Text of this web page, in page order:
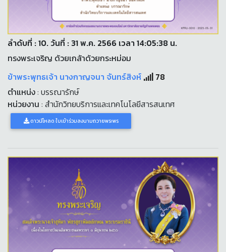
ลำดับที่ : 10. วันที่ : 31 พ.ค. 2566 เวลา 14:05:38 น.
ทรงพระเจริญ ด้วยเกล้าด้วยกระหม่อม
ข้าพระพุทธเจ้า นางกาญจนา จันทร์สิงห์
78
ตำแหน่ง: บรรณารักษ์
หน่วยงาน : สำนักวิทยบริการและเทคโนโลยีสารสนเทศ
ดาวน์โหลด ใบเข้าร่วมลงนามถวายพระพร